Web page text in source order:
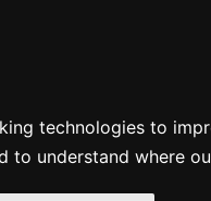
technologies to
to understand where